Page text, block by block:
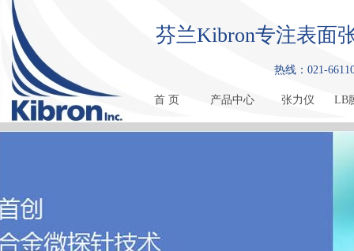
芬兰Kibron专注表面
热线：021-
首 页 产品中心 张力仪 LB